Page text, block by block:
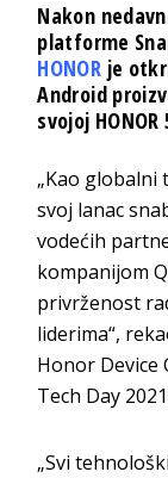
Nakon
platforme
HONOR je
Android
svojoj
„Kao globalni
svoj lanac
vodećih
kompanijom
privrženost
liderima“,
Honor Device
Tech Day
„Svi